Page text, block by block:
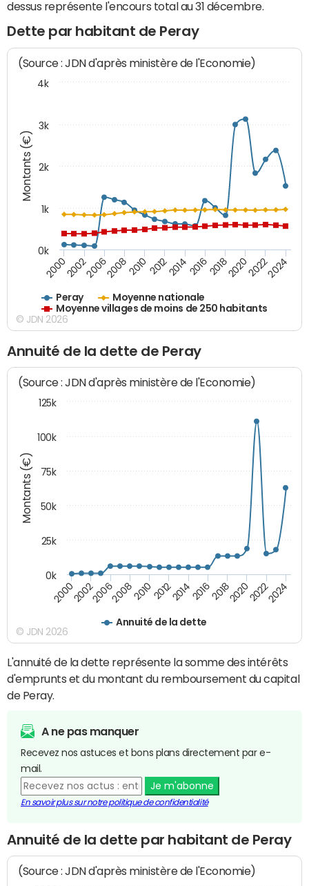
dessus représente l'encours total au 31 décembre.
Dette par habitant de Peray
Montants (€)
(Source : JDN d'après ministère de l'Economie)
Peray
Moyenne nationale
Moyenne villages de moins de 250 habitants
20002002200620082010 2012201420162018202020222024
0k
1k
2k
3k
4k
© JDN 2026
Annuité de la dette de Peray
Montants (€)
(Source : JDN d'après ministère de l'Economie)
Annuité de la dette
200020022006200820102012201420162018202020222024
0k
25k
50k
75k
100k
125k
© JDN 2026
L'annuité de la dette représente la somme des intérêts
d'emprunts et du montant du remboursement du capital
de Peray.
A ne pas manquer
Recevez nos astuces et bons plans directement par e-
mail.
Je m'abonne
En savoir plus sur notre politique de confidentialité
Annuité de la dette par habitant de Peray
(Source : JDN d'après ministère de l'Economie)